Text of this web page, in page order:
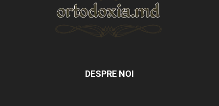
DESPRE NOI